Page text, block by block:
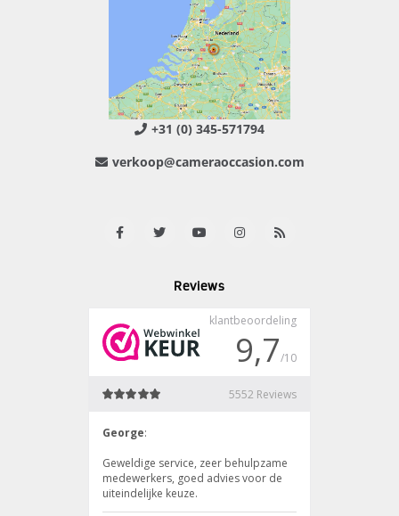
+31 (0) 345-571794
verkoop@cameraoccasion.com
Reviews